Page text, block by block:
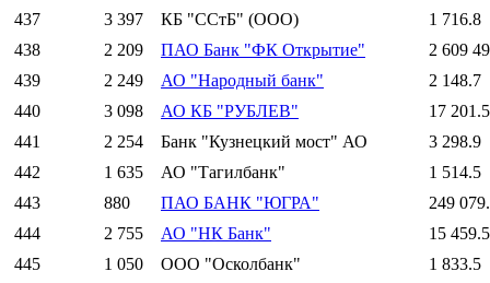
437 3 397 КБ "ССтБ" (ООО)
1 716.8
438
2 209 ПАО Банк "ФК Открытие"
2 609
439
2 249 АО "Народный банк"
2 148.7
440
3 098 АО КБ "РУБЛЕВ"
17 201.5
441
2 254 Банк "Кузнецкий мост" АО
3 298.9
442
1 635 АО "Тагилбанк"
1 514.5
443
880 ПАО БАНК "ЮГРА"
249
444
2 755 АО "НК Банк"
15 459.5
445
1 050 ООО "Осколбанк"
1 833.5